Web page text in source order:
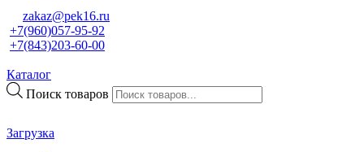
zakaz@pek16.ru
+7(960)057-95-92
+7(843)203-60-00
Каталог
Поиск товаров
Загрузка